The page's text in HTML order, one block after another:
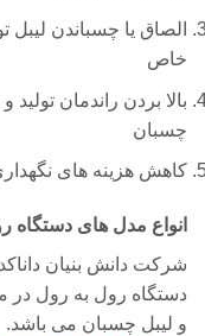
الصاق یا چسباندن
خاص
بالا بردن راندمان
چسبان
کاهش هزینه های
انواع مدل های دستگاه
شرکت دانش بنیان
دستگاه رول به رول در
و لیبل چسبان می باشد.